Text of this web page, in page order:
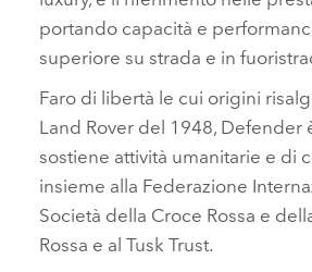
portando capacità e
superiore su strada e in
Faro di libertà le cui origini
Land Rover del 1948, Defender
sostiene attività umanitarie e di
insieme alla Federazione
Società della Croce Rossa e
Rossa e al Tusk Trust.